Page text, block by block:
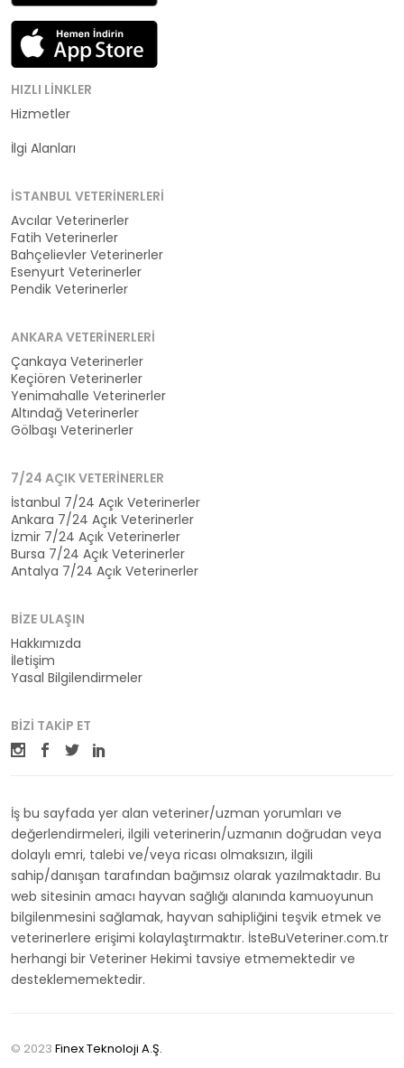
HIZLI LINKLER
Hizmetler
İlgi Alanları
İSTANBUL VETERINERLERI
Avcılar Veterinerler
Fatih Veterinerler
Bahçelievler Veterinerler
Esenyurt Veterinerler
Pendik Veterinerler
ANKARA VETERINERLERI
Çankaya Veterinerler
Keçiören Veterinerler
Yenimahalle Veterinerler
Altındağ Veterinerler
Gölbaşı Veterinerler
7/24 AÇIK VETERINERLER
İstanbul 7/24 Açık Veterinerler
Ankara 7/24 Açık Veterinerler
İzmir 7/24 Açık Veterinerler
Bursa 7/24 Açık Veterinerler
Antalya 7/24 Açık Veterinerler
BIZE ULAŞIN
Hakkımızda
İletişim
Yasal Bilgilendirmeler
BIZI TAKIP ET
İş bu sayfada yer alan veteriner/uzman yorumları ve
değerlendirmeleri, ilgili veterinerin/uzmanın doğrudan veya
dolaylı emri, talebi ve/veya ricası olmaksızın, ilgili
sahip/danışan tarafından bağımsız olarak yazılmaktadır. Bu
web sitesinin amacı hayvan sağlığı alanında kamuoyunun
bilgilenmesini sağlamak, hayvan sahipliğini teşvik etmek ve
veterinerlere erişimi kolaylaştırmaktır. İsteBuVeteriner.com.tr
herhangi bir Veteriner Hekimi tavsiye etmemektedir ve
desteklememektedir.
© 2023 Finex Teknoloji A.Ş.